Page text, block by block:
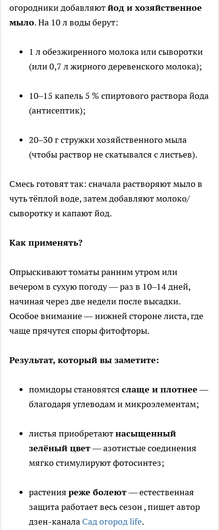
огородники добавляютйод и хозяйственное
мыло. На 10 л воды берут:
1 л обезжиренного молока или сыворотки
(или 0,7 л жирного деревенского молока);
10–15 капель 5 % спиртового раствора йода
(антисептик);
20–30 г стружки хозяйственного мыла
(чтобы раствор не скатывался с листьев).
Смесь готовят так: сначала растворяют мыло в
чуть тёплой воде, затем добавляют молоко/
сыворотку и капают йод.
Как применять?
Опрыскивают томаты ранним утром или
вечером в сухую погоду — раз в 10–14 дней,
начиная через две недели после высадки.
Особое внимание — нижней стороне листа, где
чаще прячутся споры фитофторы.
Результат, который вы заметите:
помидоры становятся слаще и плотнее—
благодаря углеводам и микроэлементам;
листья приобретаютнасыщенный
зелёный цвет— азотистые соединения
мягко стимулируют фотосинтез;
растения реже болеют— естественная
защита работает весь сезон, пишет автор
дзен-канала Сад огород life.